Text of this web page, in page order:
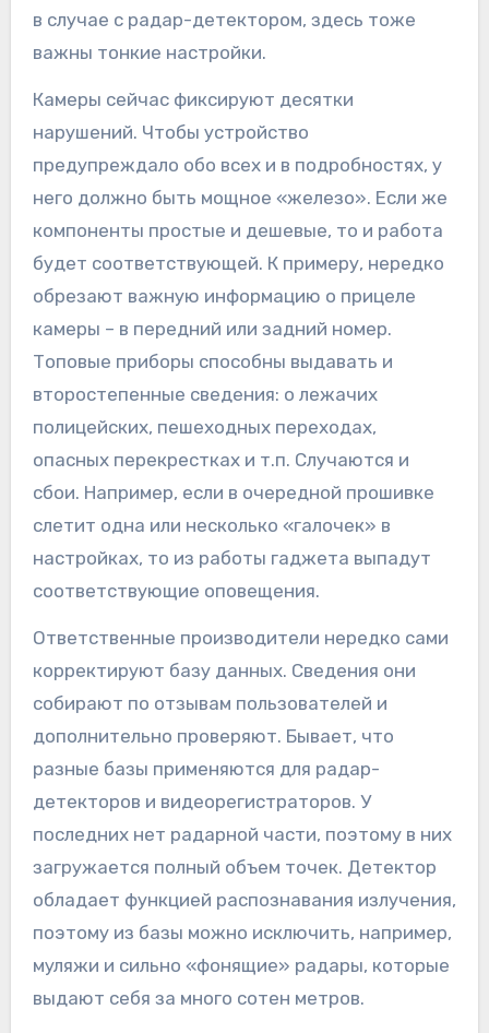
в случае с радар-детектором, здесь тоже
важны тонкие настройки.
Камеры сейчас фиксируют десятки
нарушений. Чтобы устройство
предупреждало обо всех и в подробностях, у
него должно быть мощное «железо». Если же
компоненты простые и дешевые, то и работа
будет соответствующей. К примеру, нередко
обрезают важную информацию о прицеле
камеры – в передний или задний номер.
Топовые приборы способны выдавать и
второстепенные сведения: о лежачих
полицейских, пешеходных переходах,
опасных перекрестках и т.п. Случаются и
сбои. Например, если в очередной прошивке
слетит одна или несколько «галочек» в
настройках, то из работы гаджета выпадут
соответствующие оповещения.
Ответственные производители нередко сами
корректируют базу данных. Сведения они
собирают по отзывам пользователей и
дополнительно проверяют. Бывает, что
разные базы применяются для радар-
детекторов и видеорегистраторов. У
последних нет радарной части, поэтому в них
загружается полный объем точек. Детектор
обладает функцией распознавания излучения,
поэтому из базы можно исключить, например,
муляжи и сильно «фонящие» радары, которые
выдают себя за много сотен метров.